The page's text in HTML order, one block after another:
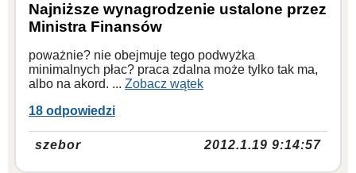
Najniższe wynagrodzenie ustalone przez
Ministra Finansów
poważnie? nie obejmuje tego podwyżka
minimalnych płac? praca zdalna może tylko tak ma,
albo na akord. ... Zobacz wątek
18 odpowiedzi
szebor 2012.1.19 9:14:57